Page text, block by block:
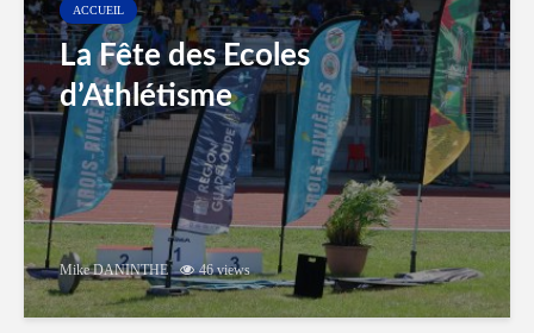
ACCUEIL
La Fête des Ecoles
d’Athlétisme
Mike DANINTHE 46 views